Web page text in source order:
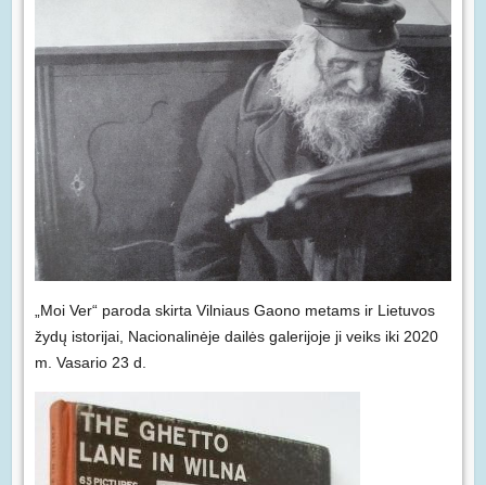
„Moi Ver“ paroda skirta Vilniaus Gaono metams ir Lietuvos
žydų istorijai, Nacionalinėje dailės galerijoje ji veiks iki 2020
m. Vasario 23 d.